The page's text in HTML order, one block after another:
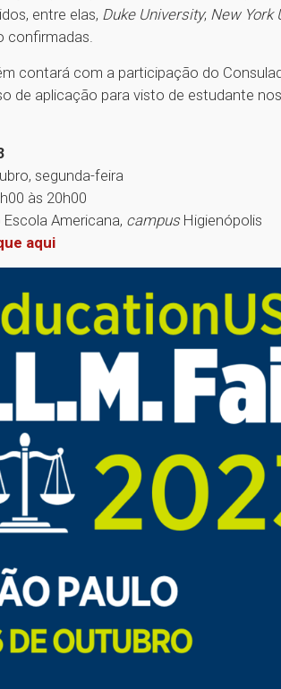
entre elas, Duke University; New York
confirmadas.
contará com a participação do
de aplicação para visto de estudante
segunda-feira
às 20h00
Americana, campus Higienópolis
aqui